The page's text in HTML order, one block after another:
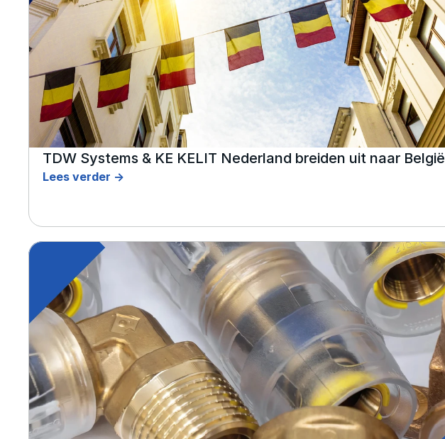
TDW Systems & KE KELIT Nederland breiden uit naar België
Lees verder ->